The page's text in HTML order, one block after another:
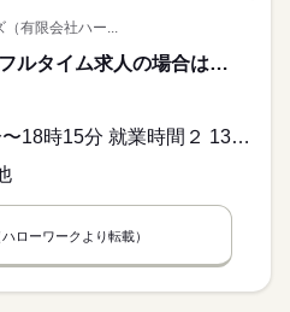
有限会社ハー...
1,400円〜1,500円 ※フルタイム求人の場合は月額（換算額）、パート求人の場合は時間額を表示しています。
就業時間１ 13時30分〜18時15分 就業時間２ 13時30分〜17時30分 就業時間３ 14時30分〜18時15分 就業時間に関する特記事項 必ず勤務して欲しい時間帯 ※いずれも応相談
ハローワークより転載）